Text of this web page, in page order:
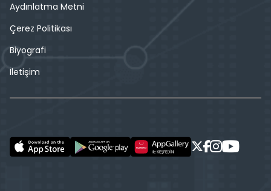
Aydınlatma Metni
Çerez Politikası
Biyografi
İletişim